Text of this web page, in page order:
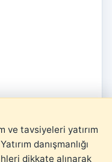
ve tavsiyeleri yatırım
danışmanlığı
dikkate alınarak